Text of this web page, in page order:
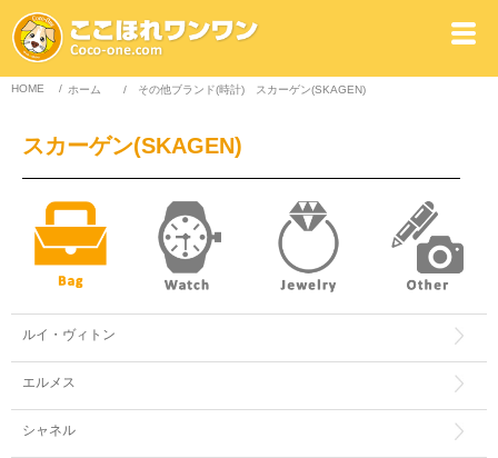
HOME / ホーム / その他ブランド(時計) スカーゲン(SKAGEN)
スカーゲン(SKAGEN)
ルイ・ヴィトン
エルメス
シャネル